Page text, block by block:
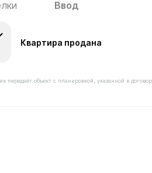
Ввод
Квартира продана
объект с планировкой, указанной в